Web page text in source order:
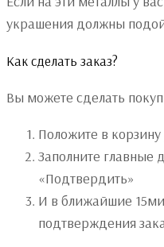
украшения должны
Как сделать заказ?
Вы можете сделать
Положите в
Заполните главные
«Подтвердить»
И в ближайшие
подтверждения